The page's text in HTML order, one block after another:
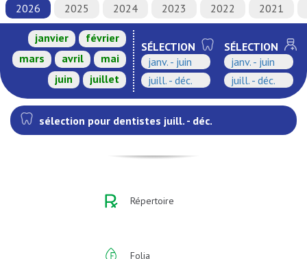
2026 2025 2024 2023 2022 2021
janvier
février
mars
avril
mai
juin
juillet
SÉLECTION
janv. - juin
juill. - déc.
SÉLECTION
janv. - juin
juill. - déc.
sélection pour dentistes juill. - déc.
Répertoire
Folia